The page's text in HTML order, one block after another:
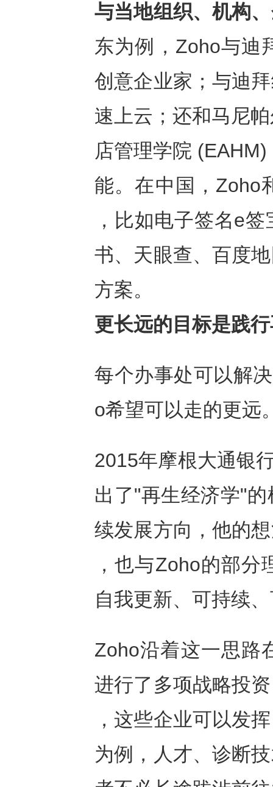
与当地组织、机构
东为例，Zoho与迪
创意企业家；与迪
速上云；还和马尼
店管理学院
能。在中国，Zoho
，比如电子签名e
书、天眼查、百度
方案。
更长远的目标是践
每个办事处可以解
o希望可以走的更远
2015年摩根大通银
出了"再生经济学"
续发展方向，他的
，也与Zoho的部
自我更新、可持续
Zoho沿着这一思路
进行了多项战略投
，这些企业可以发
为例，人才、诊断